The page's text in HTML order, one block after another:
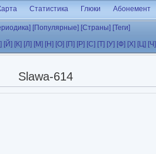
Статистика Глюки Абонемент
[Популярные] [Страны] [Теги]
[Й] [К] [Л] [М] [Н] [О] [П] [Р] [С] [Т] [У] [Ф] [Х] [Ц] [Ч]
Slawa-614